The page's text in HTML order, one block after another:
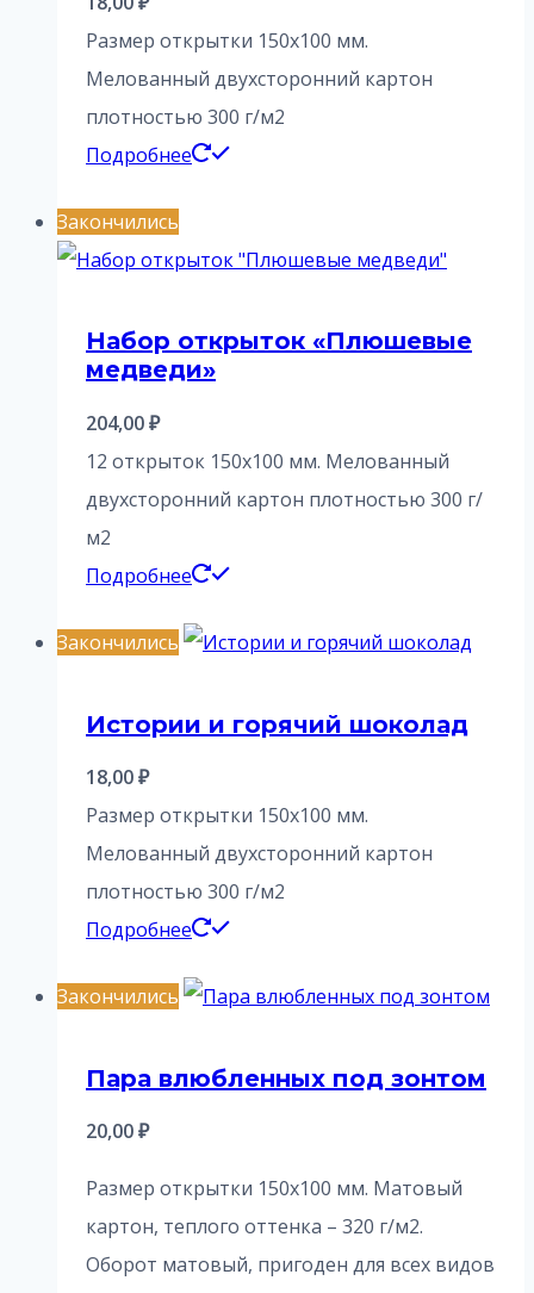
Размер открытки 150х100 мм.
Мелованный двухсторонний картон
плотностью 300 г/м2
Подробнее
Закончились
Набор открыток «Плюшевые
медведи»
204,00₽
12 открыток 150х100 мм. Мелованный
двухсторонний картон плотностью 300 г/
м2
Подробнее
Закончились
Истории и горячий шоколад
18,00₽
Размер открытки 150х100 мм.
Мелованный двухсторонний картон
плотностью 300 г/м2
Подробнее
Закончились
Пара влюбленных под зонтом
20,00₽
Размер открытки 150х100 мм. Матовый
картон, теплого оттенка – 320 г/м2.
Оборот матовый, пригоден для всех видов